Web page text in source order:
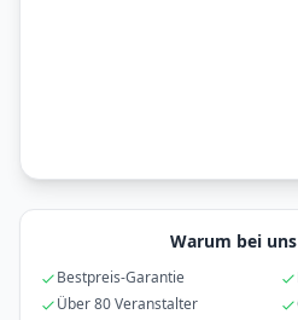
Warum bei
Bestpreis-Garantie
Über 80 Veranstalter